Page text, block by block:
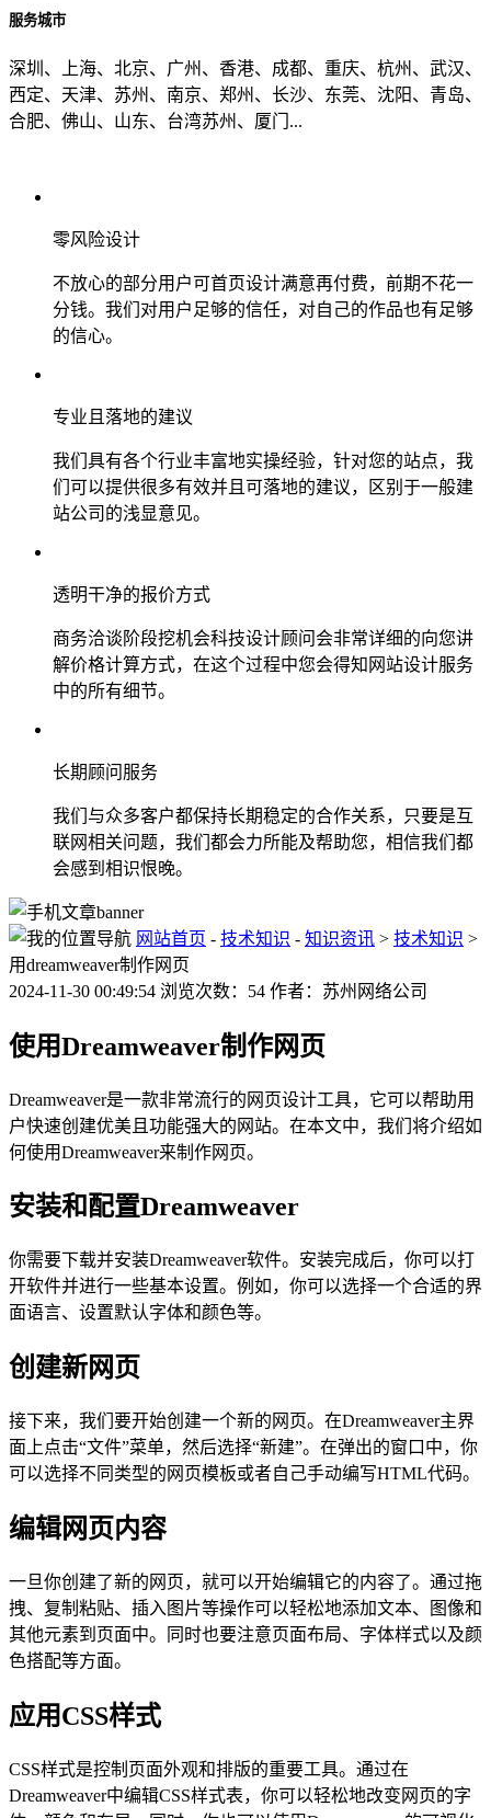
服务城市
深圳、上海、北京、广州、香港、成都、重庆、杭州、武汉、
西定、天津、苏州、南京、郑州、长沙、东莞、沈阳、青岛、
合肥、佛山、山东、台湾苏州、厦门...
零风险设计
不放心的部分用户可首页设计满意再付费，前期不花一
分钱。我们对用户足够的信任，对自己的作品也有足够
的信心。
专业且落地的建议
我们具有各个行业丰富地实操经验，针对您的站点，我
们可以提供很多有效并且可落地的建议，区别于一般建
站公司的浅显意见。
透明干净的报价方式
商务洽谈阶段挖机会科技设计顾问会非常详细的向您讲
解价格计算方式，在这个过程中您会得知网站设计服务
中的所有细节。
长期顾问服务
我们与众多客户都保持长期稳定的合作关系，只要是互
联网相关问题，我们都会力所能及帮助您，相信我们都
会感到相识恨晚。
网站首页 - 技术知识 - 知识资讯 > 技术知识 >
用dreamweaver制作网页
2024-11-30 00:49:54 浏览次数：54 作者：苏州网络公司
使用Dreamweaver制作网页
Dreamweaver是一款非常流行的网页设计工具，它可以帮助用
户快速创建优美且功能强大的网站。在本文中，我们将介绍如
何使用Dreamweaver来制作网页。
安装和配置Dreamweaver
你需要下载并安装Dreamweaver软件。安装完成后，你可以打
开软件并进行一些基本设置。例如，你可以选择一个合适的界
面语言、设置默认字体和颜色等。
创建新网页
接下来，我们要开始创建一个新的网页。在Dreamweaver主界
面上点击“文件”菜单，然后选择“新建”。在弹出的窗口中，你
可以选择不同类型的网页模板或者自己手动编写HTML代码。
编辑网页内容
一旦你创建了新的网页，就可以开始编辑它的内容了。通过拖
拽、复制粘贴、插入图片等操作可以轻松地添加文本、图像和
其他元素到页面中。同时也要注意页面布局、字体样式以及颜
色搭配等方面。
应用CSS样式
CSS样式是控制页面外观和排版的重要工具。通过在
Dreamweaver中编辑CSS样式表，你可以轻松地改变网页的字